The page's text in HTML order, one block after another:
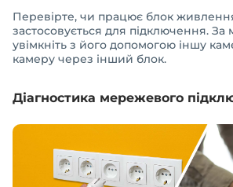
Перевірте, чи працює блок
застосовується для підключення. За
увімкніть з його допомогою іншу
камеру через інший блок.
Діагностика мережевого